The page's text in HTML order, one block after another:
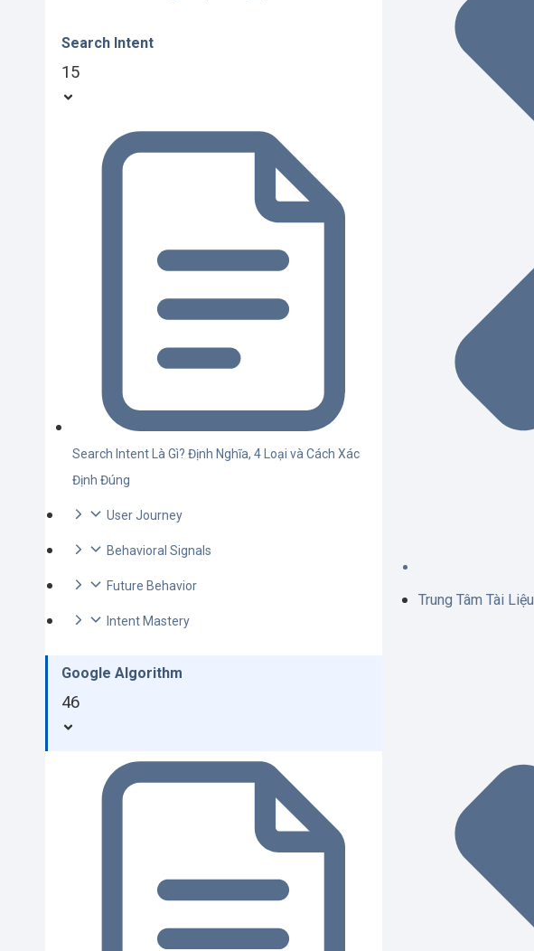
Search Intent
15
Search Intent Là Gì? Định Nghĩa, 4 Loại và Cách Xác
Định Đúng
User Journey
Behavioral Signals
Future Behavior
Intent Mastery
Google Algorithm
46
Trung Tâm Tài Liệu